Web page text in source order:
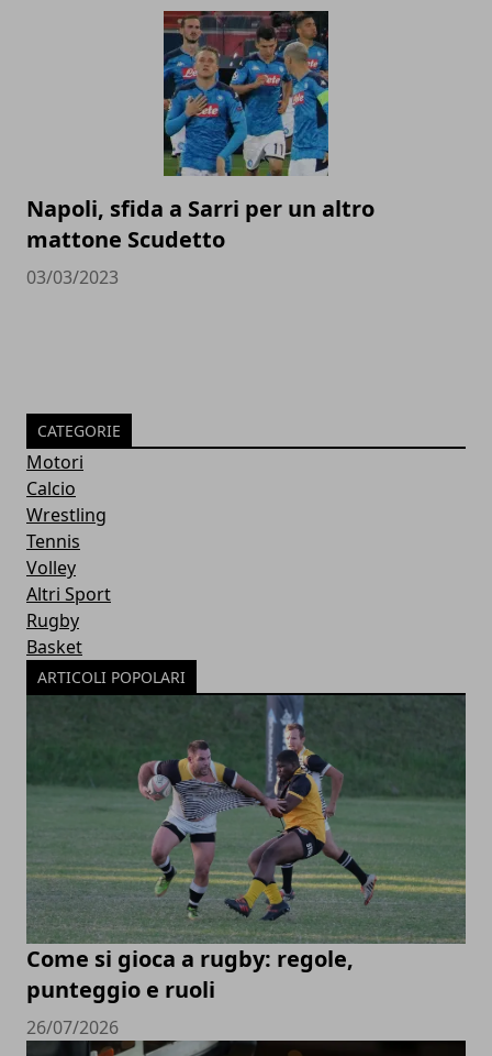
Napoli, sfida a Sarri per un altro
mattone Scudetto
03/03/2023
CATEGORIE
Motori
Calcio
Wrestling
Tennis
Volley
Altri Sport
Rugby
Basket
ARTICOLI POPOLARI
Come si gioca a rugby: regole,
punteggio e ruoli
26/07/2026